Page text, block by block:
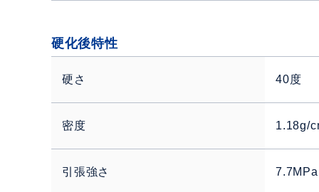
硬化後特性
硬さ 40度
密度 1.18g/
引張強さ 7.7MPa